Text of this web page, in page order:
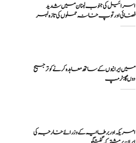
اسرائیل کی جنوب لبنان میں شدید
فضائی اور توپ خانہ حملوں کی تازہ لہر
میں ایرانیوں کے ساتھ معاہدہ کرنے کو ترجیح
دوں گا : ٹرمپ
امریکہ اور برطانیہ کے وزرائے خارجہ کی